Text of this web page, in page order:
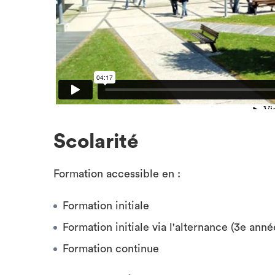
Scolarité
Formation accessible en :
Formation initiale
Formation initiale via l'alternance (3e
Formation continue